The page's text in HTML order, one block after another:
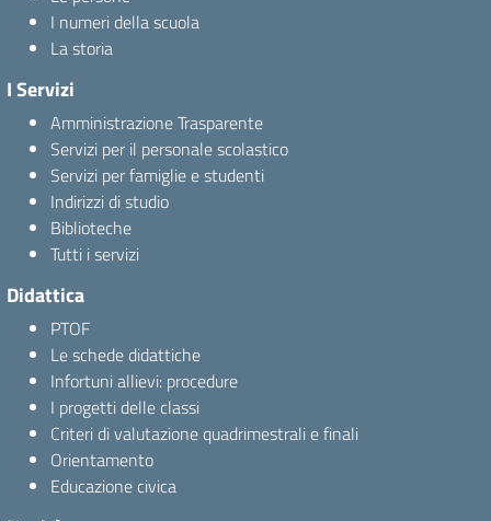
I numeri della scuola
La storia
I Servizi
Amministrazione Trasparente
Servizi per il personale scolastico
Servizi per famiglie e studenti
Indirizzi di studio
Biblioteche
Tutti i servizi
Didattica
PTOF
Le schede didattiche
Infortuni allievi: procedure
I progetti delle classi
Criteri di valutazione quadrimestrali e finali
Orientamento
Educazione civica